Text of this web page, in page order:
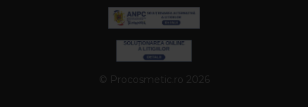
© Procosmetic.ro 2026